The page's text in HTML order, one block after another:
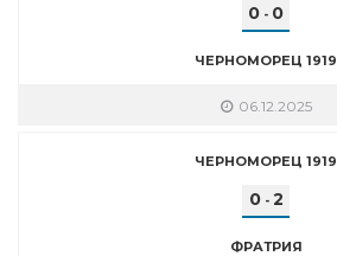
0 - 0
ЧЕРНОМОРЕЦ 1919
06.12.2025
ЧЕРНОМОРЕЦ 1919
0- 2
ФРАТРИЯ